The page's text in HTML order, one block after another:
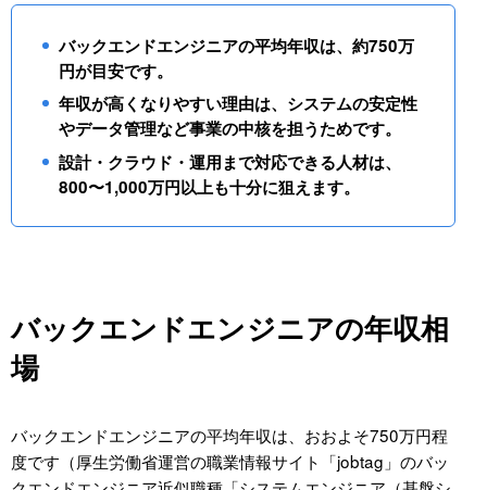
ジュニア〜ミドル
シニア・テックリード
マネジメント・アーキテクト
バックエンドエンジニアは正社員とフリーランスどち
らが稼げる？
バックエンドエンジニアのフリーランスの実態
年収が伸びる人の共通点
バックエンドエンジニアの年収についてよくある質問
（FAQ）
バックエンドエンジニアの平均年収は、約750万
円が目安です。
年収が高くなりやすい理由は、システムの安定性
やデータ管理など事業の中核を担うためです。
設計・クラウド・運用まで対応できる人材は、
800〜1,000万円以上も十分に狙えます。
バックエンドエンジニアの年収相
場
バックエンドエンジニアの平均年収は、おおよそ750万円程
度です（厚生労働省運営の職業情報サイト「jobtag」のバッ